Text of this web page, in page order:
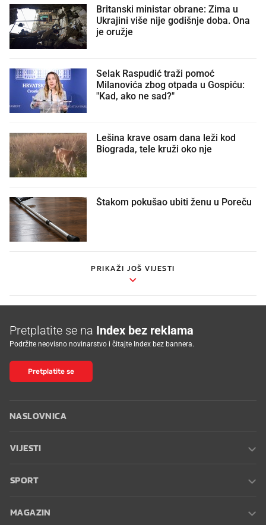
Britanski ministar obrane: Zima u
Ukrajini više nije godišnje doba. Ona
je oružje
Selak Raspudić traži pomoć
Milanovića zbog otpada u Gospiću:
"Kad, ako ne sad?"
Lešina krave osam dana leži kod
Biograda, tele kruži oko nje
Štakom pokušao ubiti ženu u Poreču
PRIKAŽI JOŠ VIJESTI
Pretplatite se na Index bez reklama
Podržite neovisno novinarstvo i čitajte Index bez bannera.
Pretplatite se
NASLOVNICA
VIJESTI
SPORT
MAGAZIN